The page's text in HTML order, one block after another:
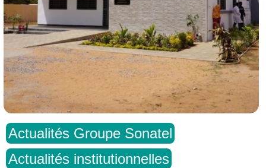
Actualités Groupe Sonatel
Actualités institutionnelles